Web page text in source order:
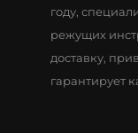
году,
режущих
доставку,
гарантирует